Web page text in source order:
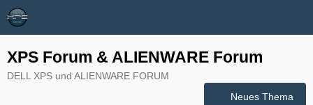
XPS Forum & ALIENWARE Forum
DELL XPS und ALIENWARE FORUM
Neues Thema